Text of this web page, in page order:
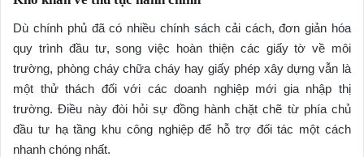
Dù chính phủ đã có nhiều chính sách cải cách, đơn giản hóa
quy trình đầu tư, song việc hoàn thiện các giấy tờ về môi
trường, phòng cháy chữa cháy hay giấy phép xây dựng vẫn là
một thử thách đối với các doanh nghiệp mới gia nhập thị
trường. Điều này đòi hỏi sự đồng hành chặt chẽ từ phía chủ
đầu tư hạ tầng khu công nghiệp để hỗ trợ đối tác một cách
nhanh chóng nhất.